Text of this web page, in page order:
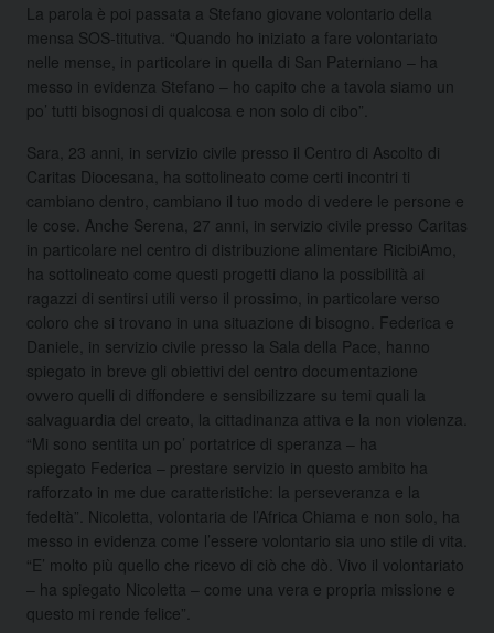
La parola è poi passata a Stefano giovane volontario della
mensa SOS-titutiva. “Quando ho iniziato a fare volontariato
nelle mense, in particolare in quella di San Paterniano – ha
messo in evidenza Stefano – ho capito che a tavola siamo un
po’ tutti bisognosi di qualcosa e non solo di cibo”.
Sara, 23 anni, in servizio civile presso il Centro di Ascolto di
Caritas Diocesana, ha sottolineato come certi incontri ti
cambiano dentro, cambiano il tuo modo di vedere le persone e
le cose. Anche Serena, 27 anni, in servizio civile presso Caritas
in particolare nel centro di distribuzione alimentare RicibiAmo,
ha sottolineato come questi progetti diano la possibilità ai
ragazzi di sentirsi utili verso il prossimo, in particolare verso
coloro che si trovano in una situazione di bisogno. Federica e
Daniele, in servizio civile presso la Sala della Pace, hanno
spiegato in breve gli obiettivi del centro documentazione
ovvero quelli di diffondere e sensibilizzare su temi quali la
salvaguardia del creato, la cittadinanza attiva e la non violenza.
“Mi sono sentita un po’ portatrice di speranza – ha
spiegato Federica – prestare servizio in questo ambito ha
rafforzato in me due caratteristiche: la perseveranza e la
fedeltà”. Nicoletta, volontaria de l’Africa Chiama e non solo, ha
messo in evidenza come l’essere volontario sia uno stile di vita.
“E’ molto più quello che ricevo di ciò che dò. Vivo il volontariato
– ha spiegato Nicoletta – come una vera e propria missione e
questo mi rende felice”.